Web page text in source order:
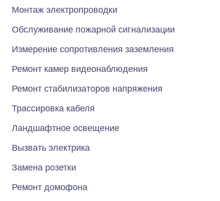
Монтаж электропроводки
Обслуживание пожарной сигнализации
Измерение сопротивления заземления
Ремонт камер видеонаблюдения
Ремонт стабилизаторов напряжения
Трассировка кабеля
Ландшафтное освещение
Вызвать электрика
Замена розетки
Ремонт домофона